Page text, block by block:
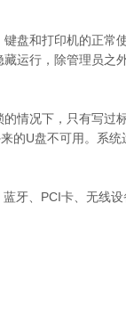
盘和打印机的正常
运行，除管理员之
情况下，只有写过
的U盘不可用。系
牙、PCI卡、无线